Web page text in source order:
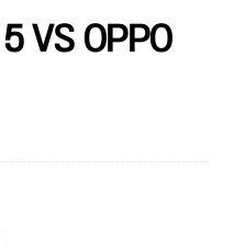
VS OPPO